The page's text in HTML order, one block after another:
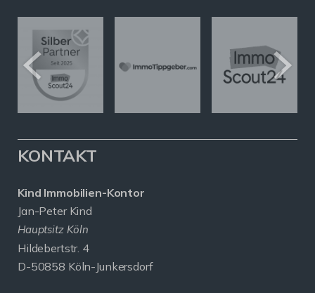
KONTAKT
Kind Immobilien-Kontor
Jan-Peter Kind
Hauptsitz Köln
Hildebertstr. 4
D-50858 Köln-Junkersdorf